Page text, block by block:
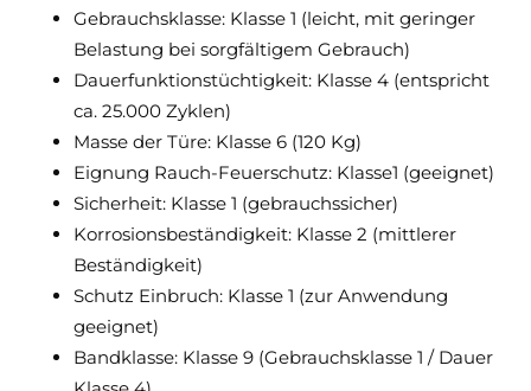
Gebrauchsklasse: Klasse 1 (leicht, mit geringer
Belastung bei sorgfältigem Gebrauch)
Dauerfunktionstüchtigkeit: Klasse 4 (entspricht
ca. 25.000 Zyklen)
Masse der Türe: Klasse 6 (120 Kg)
Eignung Rauch-Feuerschutz: Klasse1 (geeignet)
Sicherheit: Klasse 1 (gebrauchssicher)
Korrosionsbeständigkeit: Klasse 2 (mittlerer
Beständigkeit)
Schutz Einbruch: Klasse 1 (zur Anwendung
geeignet)
Bandklasse: Klasse 9 (Gebrauchsklasse 1 / Dauer